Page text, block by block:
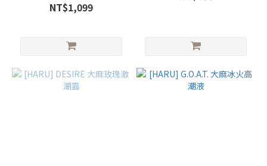
倍熱感升級
NT$1,099